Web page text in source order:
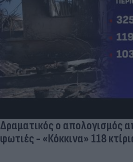
Δραματικός ο απολογισμός
φωτιές - «Κόκκινα» 118